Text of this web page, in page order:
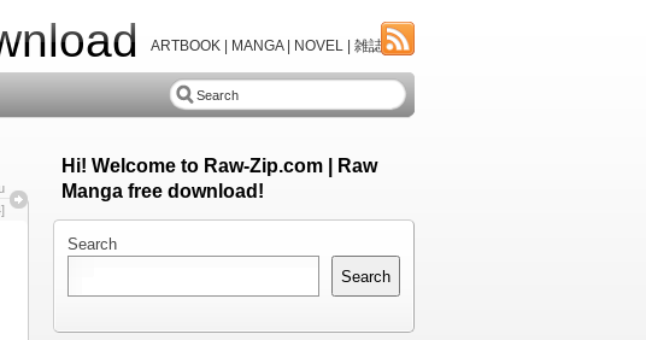
ARTBOOK | MANGA | NOVEL | 雑誌
Hi! Welcome to Raw-Zip.com | Raw
Manga free download!
Search
Search